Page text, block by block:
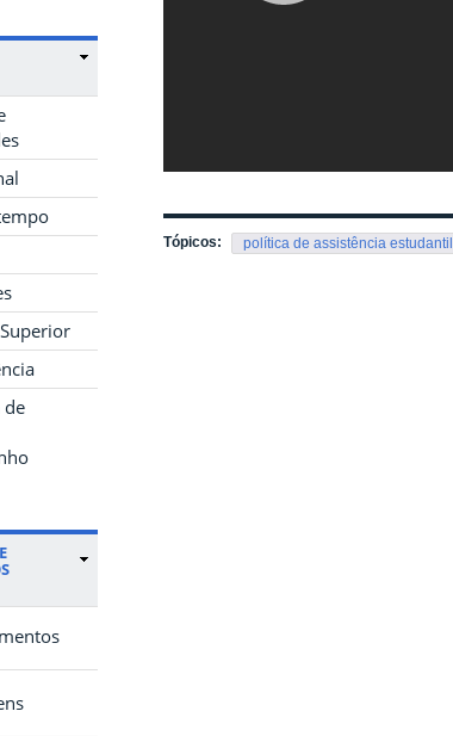
de
Tópicos: política de assistência estudantil